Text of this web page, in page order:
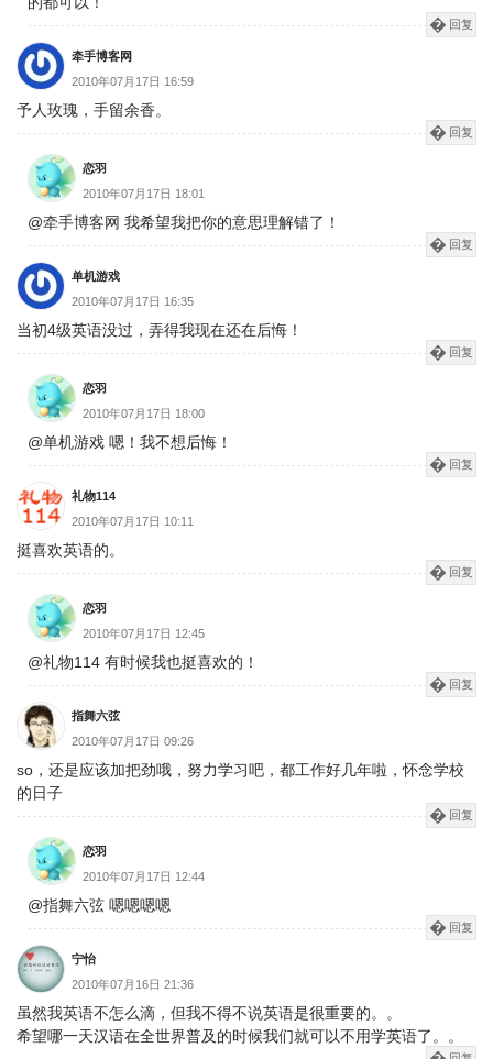
回复
牵手博客网
2010年07月17日 16:59
予人玫瑰，手留余香。
回复
恋羽
2010年07月17日 18:01
@牵手博客网 我希望我把你的意思理解错了！
回复
单机游戏
2010年07月17日 16:35
当初4级英语没过，弄得我现在还在后悔！
回复
恋羽
2010年07月17日 18:00
@单机游戏 嗯！我不想后悔！
回复
礼物114
2010年07月17日 10:11
挺喜欢英语的。
回复
恋羽
2010年07月17日 12:45
@礼物114 有时候我也挺喜欢的！
回复
指舞六弦
2010年07月17日 09:26
so，还是应该加把劲哦，努力学习吧，都工作好几年啦，怀念学校
的日子
回复
恋羽
2010年07月17日 12:44
@指舞六弦 嗯嗯嗯嗯
回复
宁怡
2010年07月16日 21:36
虽然我英语不怎么滴，但我不得不说英语是很重要的。。
希望哪一天汉语在全世界普及的时候我们就可以不用学英语了。。